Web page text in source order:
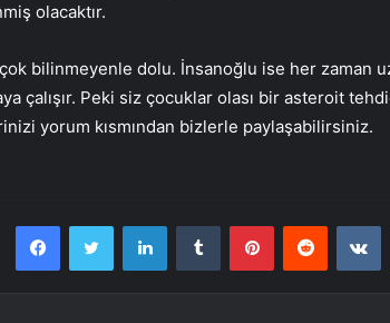
olacaktır.
bilinmeyenle dolu. İnsanoğlu ise her zaman
çalışır. Peki siz çocuklar olası bir asteroit
yorum kısmından bizlerle paylaşabilirsiniz.
FacebookTwitter LinkedInTumblr PinterestReddit